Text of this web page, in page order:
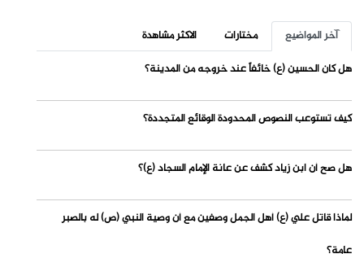
آخر المواضيع مختارات
الاكثر مشاهدة
هل كان الحسين (ع) خائفاً عند خروجه من المدينة؟
كيف تستوعب النصوص المحدودة الوقائع المتجددة؟
هل صح أن ابن زياد كشف عن عانة الإمام السجاد (ع)؟
لماذا قاتل علي (ع) أهل الجمل وصفين مع أن وصية النبي (ص) له بالصبر